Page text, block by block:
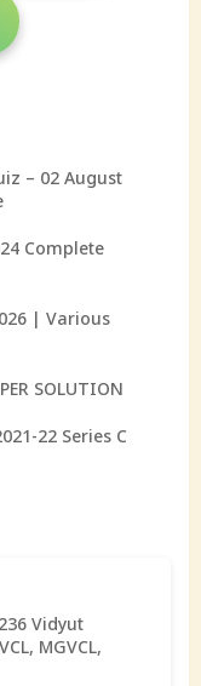
– 02 August
Complete
| Various
SOLUTION
22 Series C
Vidyut
MGVCL,